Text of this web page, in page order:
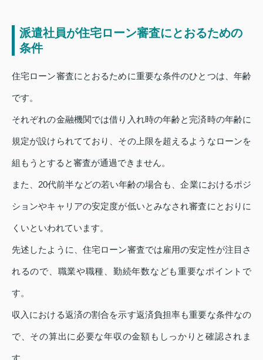
派遣社員が住宅ローン審査にとおるための
条件
住宅ローン審査にとおるために重要な条件のひとつは、年齢
です。
それぞれの金融機関では借り入れ時の年齢と完済時の年齢に
規定が設けられてており、その上限を超えるようなローンを
組もうとすると審査が通過できません。
また、20代前半などの若い年齢の場合も、企業におけるポジ
ションやキャリアの安定度が低いとみなされ審査にとおりに
くいといわれています。
先述したように、住宅ローン審査では雇用の安定性が注目さ
れるので、職業や職種、勤続年数なども重要なポイントで
す。
収入における返済の割合を示す返済負担率も重要な条件なの
で、その算出に必要な年収の金額もしっかりと確認されま
す。